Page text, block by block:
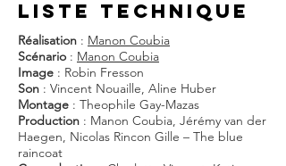
liste techniQUE
Réalisation : Manon Coubia
Scénario : Manon Coubia
Image : Robin Fresson
Son : Vincent Nouaille, Aline Huber
Montage : Theophile Gay-Mazas
Production : Manon Coubia, Jérémy van der
Haegen, Nicolas Rincon Gille – The blue
raincoat